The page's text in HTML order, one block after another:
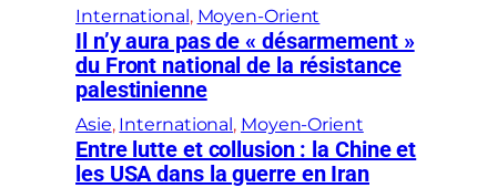
International, Moyen-Orient
Il n’y aura pas de « désarmement »
du Front national de la résistance
palestinienne
Asie, International, Moyen-Orient
Entre lutte et collusion : la Chine et
les USA dans la guerre en Iran